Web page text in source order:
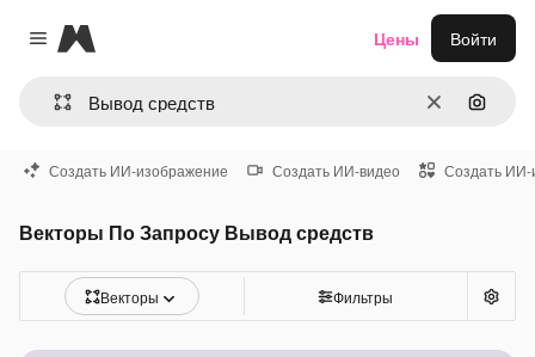
Close menu
Magnific
ОчиститьПоиск
Цены Войти
Создать ИИ-изображение Создать ИИ-видео Создать ИИ-
Векторы По Запросу Вывод средств
Векторы Фильтры